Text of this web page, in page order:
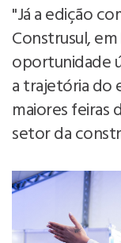
"Já a edição
Construsul,
oportunidade
a trajetória do
maiores feiras
setor da